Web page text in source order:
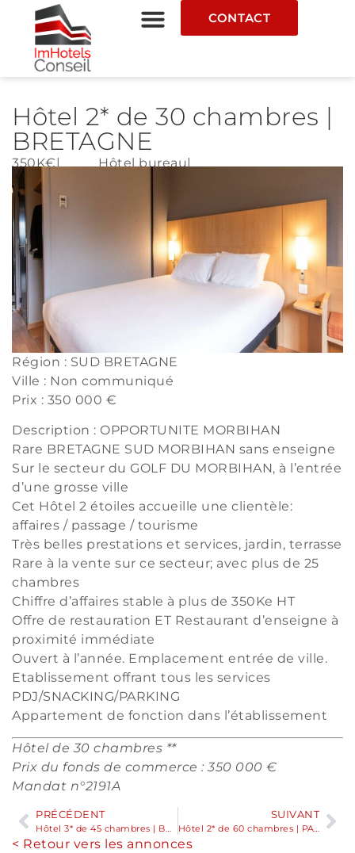
CONTACT
Hôtel 2* de 30 chambres |
BRETAGNE
350K€| Hôtel bureau|
Fonds de commerce
Région : SUD BRETAGNE
Ville : Non communiqué
Prix : 350 000 €
Description : OPPORTUNITE MORBIHAN
Rare BRETAGNE SUD MORBIHAN sans enseigne
Sur le secteur du GOLF DU MORBIHAN, à l’entrée
d’une grosse ville
Cet Hôtel 2 étoiles accueille une clientèle:
affaires / passage / tourisme
Très belles prestations et services, jardin, terrasse
Rare à la vente sur ce secteur; avec plus de 25
chambres
Chiffre d’affaires stable à plus de 350Ke HT
Offre de restauration ET Restaurant d’enseigne à
proximité immédiate
Ouvert à l’année. Emplacement entrée de ville.
Etablissement offrant tous les services
PDJ/SNACKING/PARKING
Appartement de fonction dans l’établissement
Hôtel de 30 chambres **
Prix du fonds de commerce : 350 000 €
Mandat n°2191A
PRÉCÉDENT
Hôtel 3* de 45 chambres | BRETAGNE
SUIVANT
Hôtel 2* de 60 chambres | PAYS DE LA LOIRE
< Retour vers les annonces